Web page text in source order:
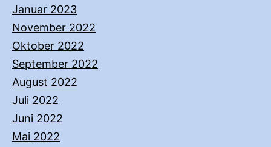
Januar 2023
November 2022
Oktober 2022
September 2022
August 2022
Juli 2022
Juni 2022
Mai 2022